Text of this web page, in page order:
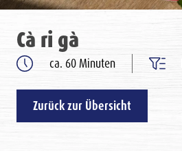
Cà ri gà
ca. 60 Minuten
Zurück zur Übersicht